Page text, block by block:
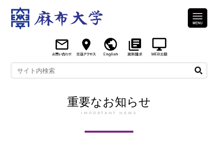
重要なお知らせ
IMPORTANT NEWS